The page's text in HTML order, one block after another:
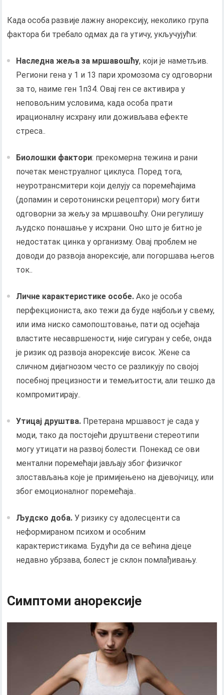
Када особа развије лажну анорексију, неколико група
фактора би требало одмах да га утичу, укључујући:
Наследна жеља за мршавошћу, који је наметљив.
Региони гена у 1 и 13 пари хромозома су одговорни
за то, наиме ген 1п34. Овај ген се активира у
неповољним условима, када особа прати
ирационалну исхрану или доживљава ефекте
стреса..
Биолошки фактори: прекомерна тежина и рани
почетак менструалног циклуса. Поред тога,
неуротрансмитери који делују са поремећајима
(допамин и серотонински рецептори) могу бити
одговорни за жељу за мршавошћу. Они регулишу
људско понашање у исхрани. Оно што је битно је
недостатак цинка у организму. Овај проблем не
доводи до развоја анорексије, али погоршава његов
ток..
Личне карактеристике особе. Ако је особа
перфекциониста, ако тежи да буде најбољи у свему,
или има ниско самопоштовање, пати од осјећаја
властите несавршености, није сигуран у себе, онда
је ризик од развоја анорексије висок. Жене са
сличном дијагнозом често се разликују по својој
посебној прецизности и темељитости, али тешко да
компромитирају..
Утицај друштва. Претерана мршавост је сада у
моди, тако да постојећи друштвени стереотипи
могу утицати на развој болести. Понекад се ови
ментални поремећаји јављају због физичког
злостављања које је примијењено на дјевојчицу, или
због емоционалног поремећаја..
Људско доба. У ризику су адолесценти са
неформираном психом и особним
карактеристикама. Будући да се већина дјеце
недавно убрзава, болест је склон помлађивању.
Симптоми анорексије